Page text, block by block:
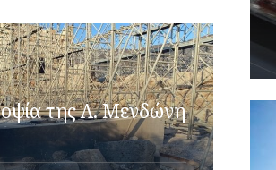
της Λ. Μενδώνη